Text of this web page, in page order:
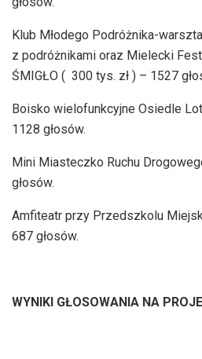
Klub Młodego Podróżnika-
z podróżnikami oraz Mielecki
ŚMIGŁO ( 300 tys. zł ) – 1527
Boisko wielofunkcyjne Osiedle
1128 głosów.
Mini Miasteczko Ruchu
głosów.
Amfiteatr przy Przedszkolu
687 głosów.
WYNIKI GŁOSOWANIA NA